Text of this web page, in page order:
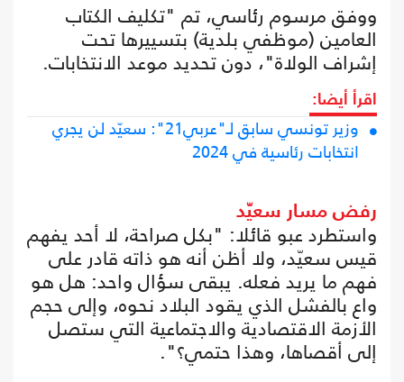
ووفق مرسوم رئاسي، تم "تكليف الكتاب
العامين (موظفي بلدية) بتسييرها تحت
إشراف الولاة"، دون تحديد موعد الانتخابات.
اقرأ أيضا:
وزير تونسي سابق لـ"عربي21": سعيّد لن يجري
انتخابات رئاسية في 2024
رفض مسار سعيّد
واستطرد عبو قائلا: "بكل صراحة، لا أحد يفهم
قيس سعيّد، ولا أظن أنه هو ذاته قادر على
فهم ما يريد فعله. يبقى سؤال واحد: هل هو
واع بالفشل الذي يقود البلاد نحوه، وإلى حجم
الأزمة الاقتصادية والاجتماعية التي ستصل
إلى أقصاها، وهذا حتمي؟".